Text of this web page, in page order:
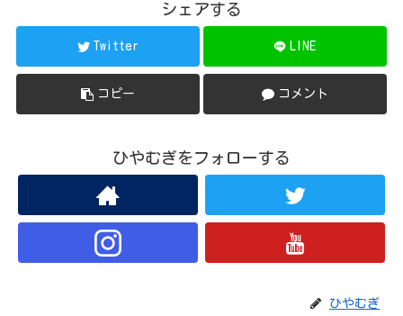
シェアする
Twitter LINE
コピー コメント
ひやむぎをフォローする
ひやむぎ